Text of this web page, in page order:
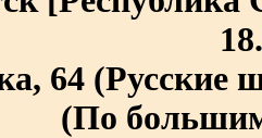
64 (Русские
(По